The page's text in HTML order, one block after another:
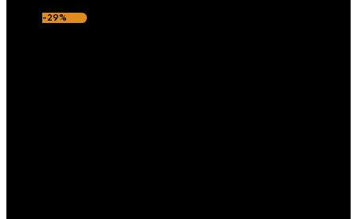
-29%